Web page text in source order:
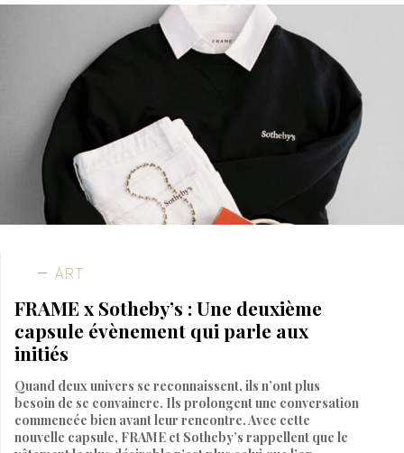
ART
FRAME x Sotheby’s : Une deuxième
capsule évènement qui parle aux
initiés
Quand deux univers se reconnaissent, ils n’ont plus
besoin de se convaincre. Ils prolongent une conversation
commencée bien avant leur rencontre. Avec cette
nouvelle capsule, FRAME et Sotheby’s rappellent que le